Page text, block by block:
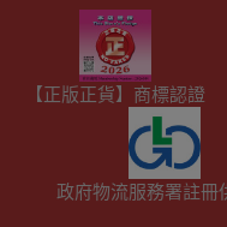
【正版正貨】商標認證
政府物流服務署註冊